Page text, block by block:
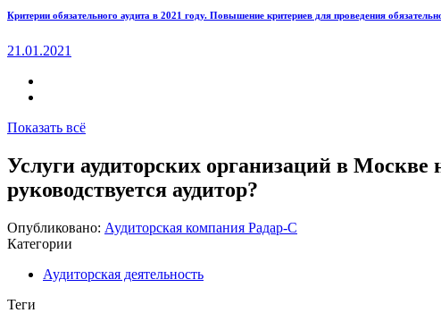
Критерии обязательного аудита в 2021 году. Повышение критериев для проведения
21.01.2021
Показать всё
Услуги аудиторских организаций в
руководствуется аудитор?
Опубликовано: Аудиторская компания Радар-С
Категории
Аудиторская деятельность
Теги